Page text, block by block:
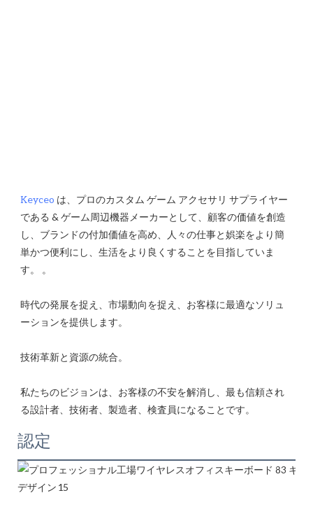
Keyceo は、プロのカスタム ゲーム アクセサリ サプライヤー
である & ゲーム周辺機器メーカーとして、顧客の価値を創造
し、ブランドの付加価値を高め、人々の仕事と娯楽をより簡
単かつ便利にし、生活をより良くすることを目指していま
時代の発展を捉え、市場動向を捉え、お客様に最適なソリュ
私たちのビジョンは、お客様の不安を解消し、最も信頼され
認定